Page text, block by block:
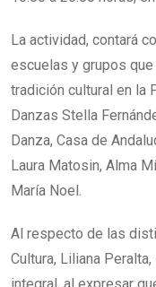
La actividad, contará
escuelas y grupos
tradición cultural en la
Danzas Stella
Danza, Casa de
Laura Matosin, Alma
María Noel.
Al respecto de las
Cultura, Liliana
integral, al expresar